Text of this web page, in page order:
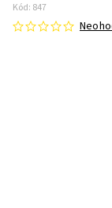
Kód: 847